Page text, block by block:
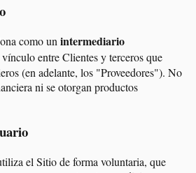
como unintermediario
entre Clientes y terceros que
(en adelante, los "Proveedores"). No
ni se otorgan productos
el Sitio de forma voluntaria, que